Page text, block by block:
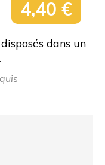
4,40 €
dans un